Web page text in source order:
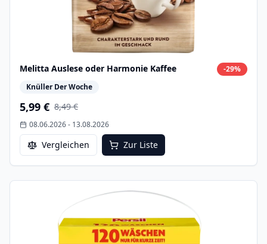
Melitta Auslese oder Harmonie Kaffee -29%
Knüller Der Woche
5,99 € 8,49 €
08.06.2026- 13.08.2026
Vergleichen Zur Liste